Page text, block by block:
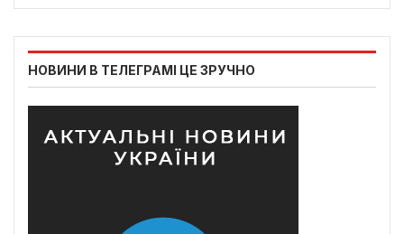
НОВИНИ В ТЕЛЕГРАМІ ЦЕ ЗРУЧНО